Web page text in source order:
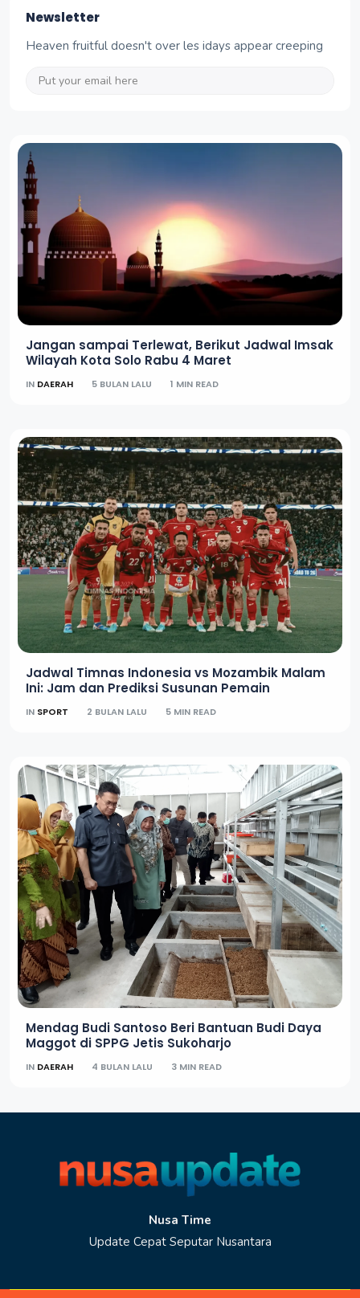
Newsletter
Heaven fruitful doesn't over les idays appear creeping
Jangan sampai Terlewat, Berikut Jadwal Imsak
Wilayah Kota Solo Rabu 4 Maret
IN DAERAH 5 BULAN LALU 1 MIN READ
Jadwal Timnas Indonesia vs Mozambik Malam
Ini: Jam dan Prediksi Susunan Pemain
IN SPORT 2 BULAN LALU 5 MIN READ
Mendag Budi Santoso Beri Bantuan Budi Daya
Maggot di SPPG Jetis Sukoharjo
IN DAERAH 4 BULAN LALU 3 MIN READ
Nusa Time
Update Cepat Seputar Nusantara